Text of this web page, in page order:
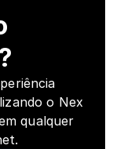
o Nex
qualquer